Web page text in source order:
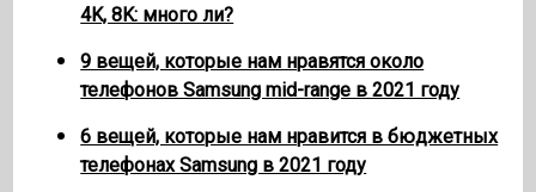
4K, 8K: много ли?
9 вещей, которые нам нравятся около
телефонов Samsung mid-range в 2021 году
6 вещей, которые нам нравится в бюджетных
телефонах Samsung в 2021 году